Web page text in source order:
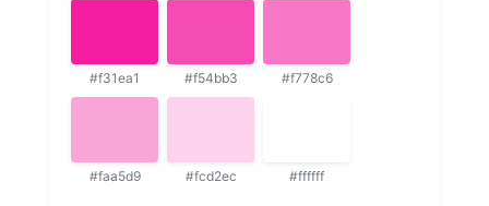
#f31ea1 #f54bb3 #f778c6
#faa5d9 #fcd2ec #ffffff